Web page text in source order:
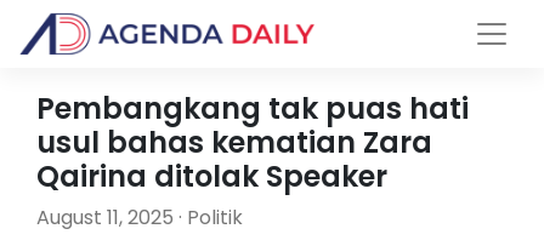
Pembangkang tak puas hati
usul bahas kematian Zara
Qairina ditolak Speaker
August 11, 2025 · Politik